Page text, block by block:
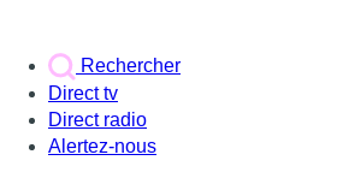
Rechercher
Direct tv
Direct radio
Alertez-nous